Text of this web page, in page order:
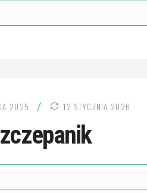
2025 / 12 STYCZNIA 2026